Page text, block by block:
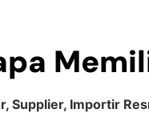
Supplier, Importir